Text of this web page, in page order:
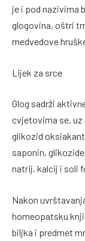
je i pod nazivima
glogovina, oštri
medvedove
Lijek za srce
Glog sadrži
cvjetovima se,
glikozid
saponin,
natrij, kalcij i soli
Nakon
homeopatsku
biljka i predmet